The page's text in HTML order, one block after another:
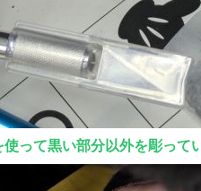
って黒い部分以外を彫って